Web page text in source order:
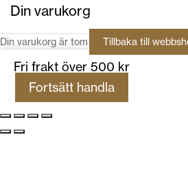
Din varukorg
Din varukorg är tom Tillbaka till
Fri frakt över 500 kr
Fortsätt handla